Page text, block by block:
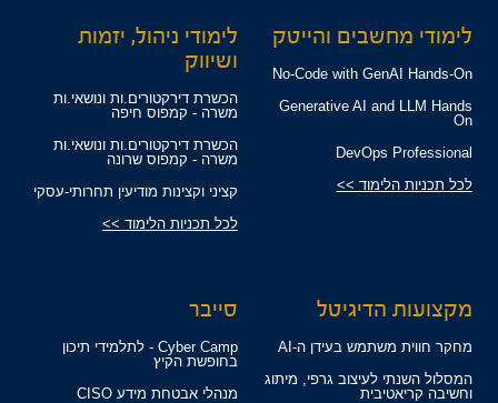
לימודי מחשבים והייטק
No-Code with GenAI Hands-On
Generative AI and LLM Hands
On
DevOps Professional
לכל תכניות הלימוד >>
לימודי ניהול, יזמות
ושיווק
הכשרת דירקטורים.ות ונושאי.ות
משרה - קמפוס חיפה
הכשרת דירקטורים.ות ונושאי.ות
משרה - קמפוס שרונה
קציני וקצינות מודיעין תחרותי-עסקי
לכל תכניות הלימוד >>
מקצועות הדיגיטל
מחקר חווית משתמש בעידן ה-AI
המסלול השנתי לעיצוב גרפי, מיתוג
וחשיבה קריאטיבית
סייבר
Cyber Camp - לתלמידי תיכון
בחופשת הקיץ
מנהלי אבטחת מידע CISO